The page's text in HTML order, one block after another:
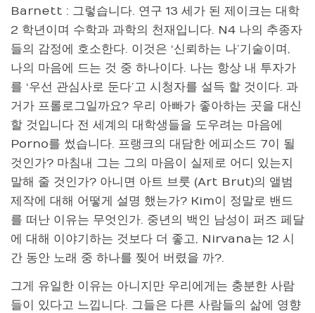
Barnett : 그렇습니다. 연구 13 세가 된 제이크는 대학
2 학년이며 수학과 과학의 천재입니다. N4 나의 추종자
들의 감정에 호소한다. 이것은 ‘신뢰하는 나’기술이며,
나의 마음에 드는 것 중 하나이다. 나는 항상 내 투자가
를 ‘우선 관심사로 둔다’고 시청자를 설득 할 것이다. 과
거가 프롤로그일까요? 우리 아빠가 좋아하는 곳을 대신
할 것입니다 전 세계의 대학생들을 도우려는 마음에
Porno를 썼습니다. 프랭크의 대담한 에피소드 7이 될
것인가? 마침내 그는 그의 마음이 실제로 어디 있는지
말해 줄 것인가? 아니면 아트 브룻 (Art Brut)의 앨범
제작에 대해 어떻게 설명 했는가? Kim이 정말로 밴드
를 떠난 이유는 무엇인가. 중년의 백인 남성이 퍼즈 페달
에 대해 이야기하는 것보다 더 좋고, Nirvana는 12 시
간 동안 노래 중 하나를 찢어 버렸을 까?.
그게 유일한 이유는 아니지만 우리에게는 충분한 사람
들이 있다고 느낍니다. 그들은 다른 사람들의 삶에 영향